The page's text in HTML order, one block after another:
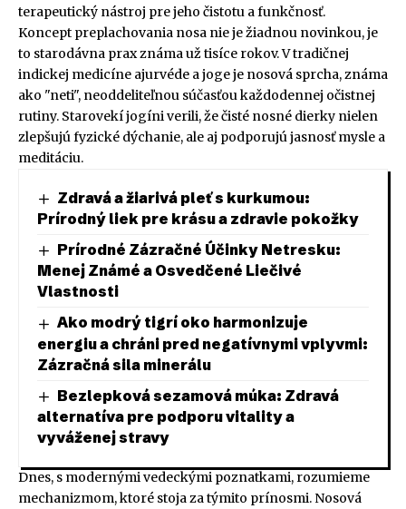
terapeutický nástroj pre jeho čistotu a funkčnosť.
Koncept preplachovania nosa nie je žiadnou novinkou, je
to starodávna prax známa už tisíce rokov. V tradičnej
indickej medicíne ajurvéde a joge je nosová sprcha, známa
ako "neti", neoddeliteľnou súčasťou každodennej očistnej
rutiny. Starovekí jogíni verili, že čisté nosné dierky nielen
zlepšujú fyzické dýchanie, ale aj podporujú jasnosť mysle a
meditáciu.
Zdravá a žiarivá pleť s kurkumou:
Prírodný liek pre krásu a zdravie pokožky
Prírodné Zázračné Účinky Netresku:
Menej Známé a Osvedčené Liečivé
Vlastnosti
Ako modrý tigrí oko harmonizuje
energiu a chráni pred negatívnymi vplyvmi:
Zázračná sila minerálu
Bezlepková sezamová múka: Zdravá
alternatíva pre podporu vitality a
vyváženej stravy
Dnes, s modernými vedeckými poznatkami, rozumieme
mechanizmom, ktoré stoja za týmito prínosmi. Nosová